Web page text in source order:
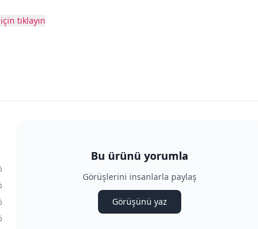
tıklayın
Bu ürünü yorumla
Görüşlerini insanlarla paylaş
Görüşünü yaz